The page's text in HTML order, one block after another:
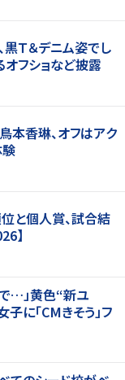
黒Ｔ＆デニム姿でし
フショなど披露
本香琳、オフはアク
と個人賞、試合結
】
…」黄色“新ユ
に「CMきそう」フ